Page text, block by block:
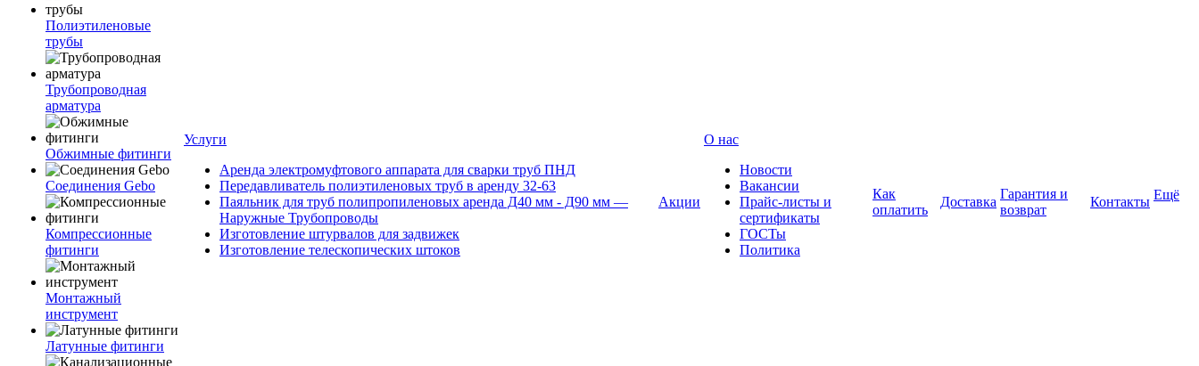
Полиэтиленовые
трубы
Трубопроводная
арматура
Обжимные фитинги
Соединения Gebo
Компрессионные
фитинги
Монтажный
инструмент
Латунные фитинги
Услуги
Аренда электромуфтового аппарата для сварки труб ПНД
Передавливатель полиэтиленовых труб в аренду 32-63
Паяльник для труб полипропиленовых аренда Д40 мм - Д90 мм —
Наружные Трубопроводы
Изготовление штурвалов для задвижек
Изготовление телескопических штоков
Акции
О нас
Новости
Вакансии
Прайс-листы и
сертификаты
ГОСТы
Политика
Как
оплатить
Доставка
Гарантия и
возврат
Контакты Ещё